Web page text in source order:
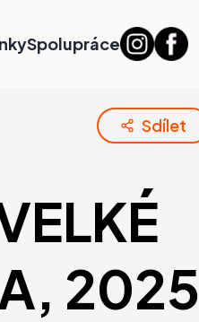
Spolupráce
Sdílet
2025